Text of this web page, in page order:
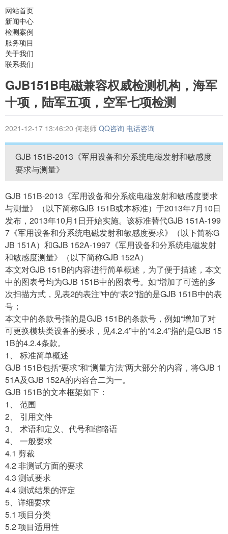
网站首页
新闻中心
检测案例
服务项目
关于我们
联系我们
GJB151B电磁兼容权威检测机构，海军
十项，陆军五项，空军七项检测
2021-12-17 13:46:20 何老师 QQ咨询 电话咨询
GJB 151B-2013《军用设备和分系统电磁发射和敏感度
要求与测量》
GJB 151B-2013《军用设备和分系统电磁发射和敏感度要求
与测量》（以下简称GJB 151B或本标准）于2013年7月10日
发布，2013年10月1日开始实施。该标准替代GJB 151A-199
7《军用设备和分系统电磁发射和敏感度要求》（以下简称G
JB 151A）和GJB 152A-1997《军用设备和分系统电磁发射
和敏感度测量》（以下简称GJB 152A）
本文对GJB 151B的内容进行简单概述，为了便于描述，本文
中的图表号均为GJB 151B中的图表号。如“增加了可选的多
次扫描方式，见表2的表注”中的“表2”指的是GJB 151B中的表
号；
本文中的条款号指的是GJB 151B的条款号，例如“增加了对
可更换模块类设备的要求，见4.2.4”中的“4.2.4”指的是GJB 15
1B的4.2.4条款。
1、 标准简单概述
GJB 151B包括“要求”和“测量方法”两大部分的内容，将GJB 1
51A及GJB 152A的内容合二为一。
GJB 151B的文本框架如下：
1、 范围
2、 引用文件
3、 术语和定义、代号和缩略语
4、 一般要求
4.1 剪裁
4.2 非测试方面的要求
4.3 测试要求
4.4 测试结果的评定
5、详细要求
5.1 项目分类
5.2 项目适用性